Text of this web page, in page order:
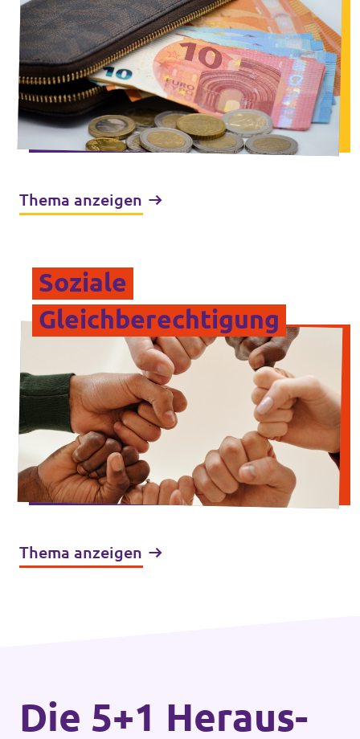
Thema anzeigen
Soziale
Gleichberechtigung
Thema anzeigen
Die 5+1 Heraus­